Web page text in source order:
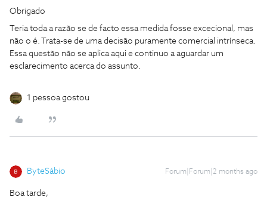
Obrigado
Teria toda a razão se de facto essa medida fosse excecional, mas
não o é. Trata-se de uma decisão puramente comercial intrínseca.
Essa questão não se aplica aqui e continuo a aguardar um
esclarecimento acerca do assunto.
1 pessoa gostou
ByteSábio Forum|Forum|2 months ago
Boa tarde,